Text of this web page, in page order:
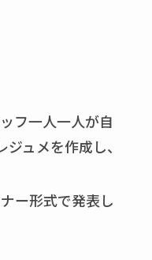
フ一人一人が自
ュメを作成し、
ー形式で発表し